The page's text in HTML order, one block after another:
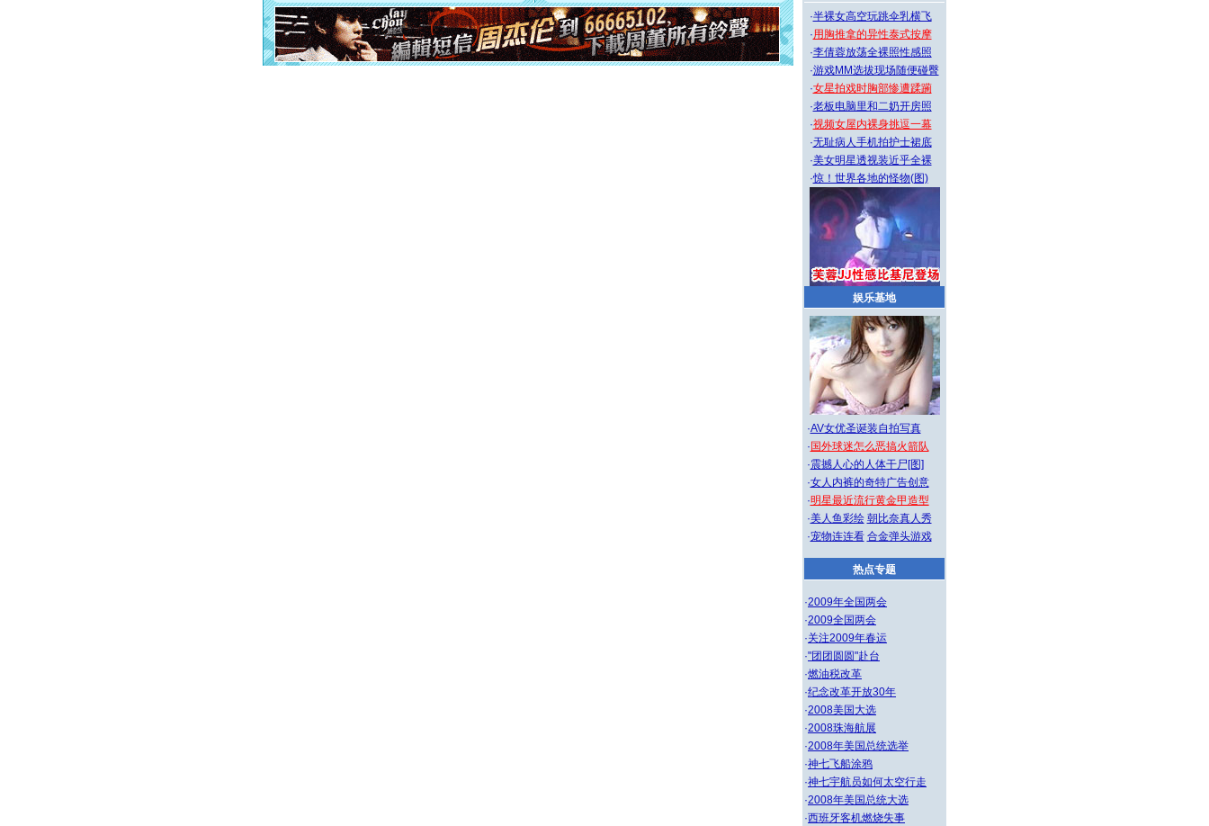
起；二是再生再世和你在一起；三是三生三世和你不再分
离。水晶之恋祝你新年快乐
[元旦]当我狠下心扭头离去那一刻，你在我身后无助地哭
泣，这痛楚让我明白我多么爱你。我转身抱住你：这猪不
卖了。水晶之恋祝你新年快乐。
·半裸女高空玩跳伞乳横飞
·用胸推拿的异性泰式按摩
·李倩蓉放荡全裸照性感照
·游戏MM选拔现场随便碰臀
·女星拍戏时胸部惨遭蹂躏
·老板电脑里和二奶开房照
·视频女屋内裸身挑逗一幕
·无耻病人手机拍护士裙底
·美女明星透视装近乎全裸
·惊！世界各地的怪物(图)
娱乐基地
·AV女优圣诞装自拍写真
· 国外球迷怎么恶搞火箭队
·震撼人心的人体干尸[图]
·女人内裤的奇特广告创意
·明星最近流行黄金甲造型
·美人鱼彩绘 朝比奈真人秀
·宠物连连看 合金弹头游戏
热点专题
·2009年全国两会
·2009全国两会
·关注2009年春运
·"团团圆圆"赴台
·燃油税改革
·纪念改革开放30年
·2008美国大选
·2008珠海航展
·2008年美国总统选举
·神七飞船涂鸦
·神七宇航员如何太空行走
·2008年美国总统大选
·西班牙客机燃烧失事